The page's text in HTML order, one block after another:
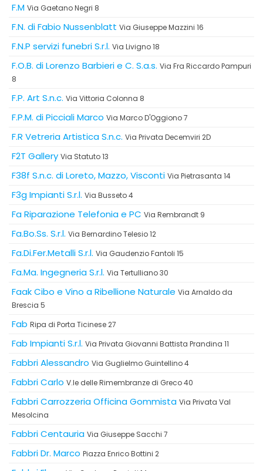
F.M Via Gaetano Negri 8
F.N. di Fabio Nussenblatt Via Giuseppe Mazzini 16
F.N.P servizi funebri S.r.l. Via Livigno 18
F.O.B. di Lorenzo Barbieri e C. S.a.s. Via Fra Riccardo Pampuri
8
F.P. Art S.n.c. Via Vittoria Colonna 8
F.P.M. di Picciali Marco Via Marco D'Oggiono 7
F.R Vetreria Artistica S.n.c. Via Privata Decemviri 2D
F2T Gallery Via Statuto 13
F38f S.n.c. di Loreto, Mazzo, Visconti Via Pietrasanta 14
F3g Impianti S.r.l. Via Busseto 4
Fa Riparazione Telefonia e PC Via Rembrandt 9
Fa.Bo.Ss. S.r.l. Via Bernardino Telesio 12
Fa.Di.Fer.Metalli S.r.l. Via Gaudenzio Fantoli 15
Fa.Ma. Ingegneria S.r.l. Via Tertulliano 30
Faak Cibo e Vino a Ribellione Naturale Via Arnaldo da
Brescia 5
Fab Ripa di Porta Ticinese 27
Fab Impianti S.r.l. Via Privata Giovanni Battista Prandina 11
Fabbri Alessandro Via Guglielmo Guintellino 4
Fabbri Carlo V.le delle Rimembranze di Greco 40
Fabbri Carrozzeria Officina Gommista Via Privata Val
Mesolcina
Fabbri Centauria Via Giuseppe Sacchi 7
Fabbri Dr. Marco Piazza Enrico Bottini 2